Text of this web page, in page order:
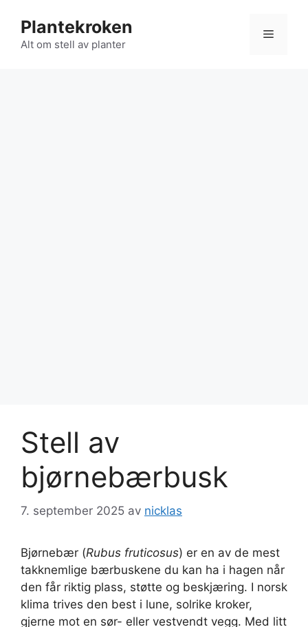
innhold
Plantekroken
Alt om stell av planter
Meny
Stell av
bjørnebærbusk
7. september 2025 av nicklas
Bjørnebær (Rubus fruticosus) er en av de mest
takknemlige bærbuskene du kan ha i hagen når
den får riktig plass, støtte og beskjæring. I norsk
klima trives den best i lune, solrike kroker,
gjerne mot en sør- eller vestvendt vegg. Med litt